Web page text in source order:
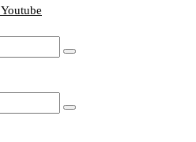
Youtube